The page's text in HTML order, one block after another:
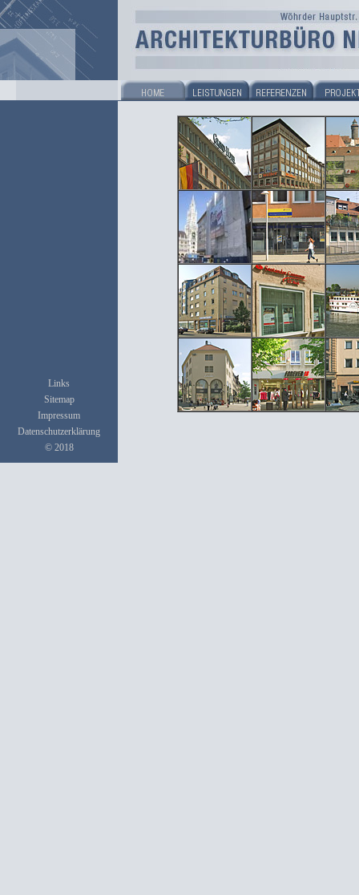
Links
Sitemap
Impressum
Datenschutzerklärung
© 2018